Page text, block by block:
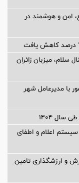
امن و هوشمند در
سلام، میزبان زائران
با مدیرعامل شهر
سیستم اعلام و اطفای
و ارزشگذاری تامین